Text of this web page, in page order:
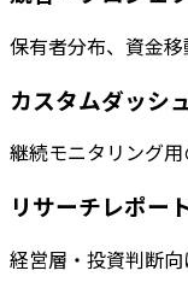
保有者分布、資金移
カスタムダッシ
継続モニタリング用
リサーチレポー
経営層・投資判断向